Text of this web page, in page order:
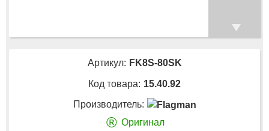
Артикул: FK8S-80SK
Код товара: 15.40.92
Производитель:
® Оригинал